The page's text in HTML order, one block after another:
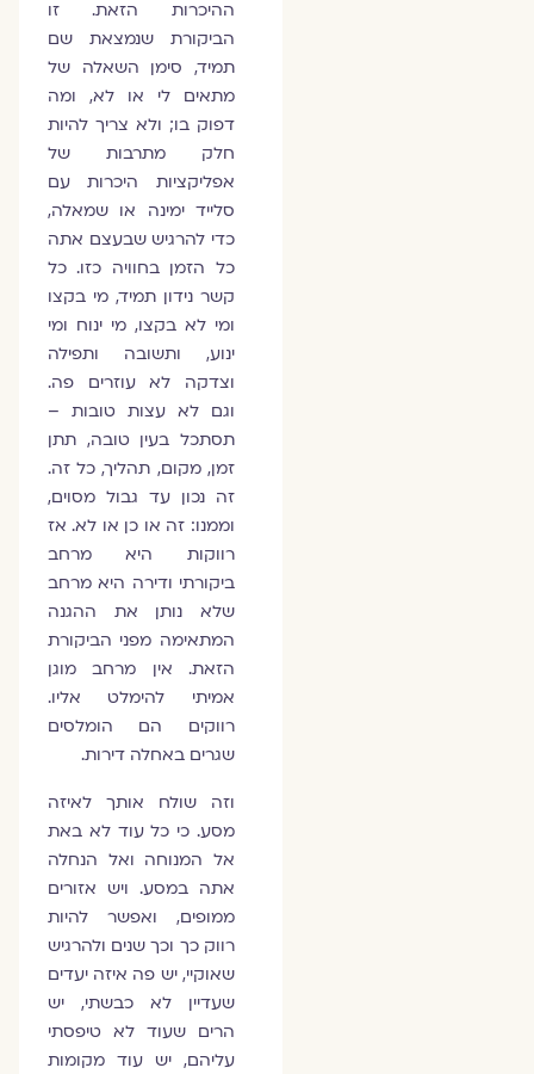
ההיכרות הזאת. זו
הביקורת שנמצאת שם
תמיד, סימן השאלה של
מתאים לי או לא, ומה
דפוק בו; ולא צריך להיות
חלק מתרבות של
אפליקציות היכרות עם
סלייד ימינה או שמאלה,
כדי להרגיש שבעצם אתה
כל הזמן בחוויה כזו. כל
קשר נידון תמיד, מי בקצו
ומי לא בקצו, מי ינוח ומי
ינוע, ותשובה ותפילה
וצדקה לא עוזרים פה.
וגם לא עצות טובות –
תסתכל בעין טובה, תתן
זמן, מקום, תהליך, כל זה.
זה נכון עד גבול מסוים,
וממנו: זה או כן או לא. אז
רווקות היא מרחב
ביקורתי ודירה היא מרחב
שלא נותן את ההגנה
המתאימה מפני הביקורת
הזאת. אין מרחב מוגן
אמיתי להימלט אליו.
רווקים הם הומלסים
שגרים באחלה דירות.
וזה שולח אותך לאיזה
מסע. כי כל עוד לא באת
אל המנוחה ואל הנחלה
אתה במסע. ויש אזורים
ממופים, ואפשר להיות
רווק כך וכך שנים ולהרגיש
שאוקיי, יש פה איזה יעדים
שעדיין לא כבשתי, יש
הרים שעוד לא טיפסתי
עליהם, יש עוד מקומות